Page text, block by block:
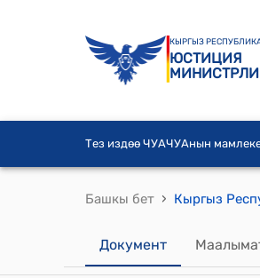
КЫРГЫЗ
ЮСТИЦИЯ
Тез издөө ЧУАЧУАнын
Башкы бет ›
Документ